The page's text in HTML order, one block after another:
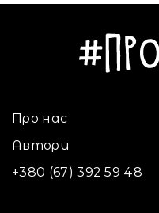
Про нас
Автори
+380 (67) 392 59 48